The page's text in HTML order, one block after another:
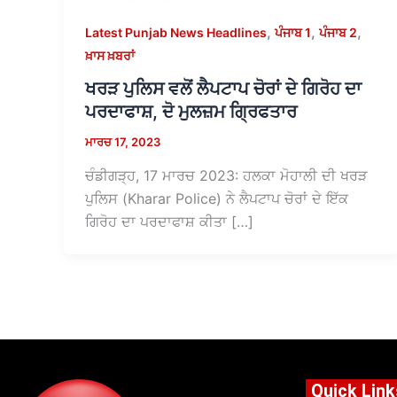
Latest Punjab News Headlines,ਪੰਜਾਬ 1,ਪੰਜਾਬ 2,
ਖ਼ਾਸ ਖ਼ਬਰਾਂ
ਖਰੜ ਪੁਲਿਸ ਵਲੋਂ ਲੈਪਟਾਪ ਚੋਰਾਂ ਦੇ ਗਿਰੋਹ ਦਾ
ਪਰਦਾਫਾਸ਼, ਦੋ ਮੁਲਜ਼ਮ ਗ੍ਰਿਫਤਾਰ
ਮਾਰਚ 17, 2023
ਚੰਡੀਗੜ੍ਹ, 17 ਮਾਰਚ 2023: ਹਲਕਾ ਮੋਹਾਲੀ ਦੀ ਖਰੜ
ਪੁਲਿਸ (Kharar Police) ਨੇ ਲੈਪਟਾਪ ਚੋਰਾਂ ਦੇ ਇੱਕ
ਗਿਰੋਹ ਦਾ ਪਰਦਾਫਾਸ਼ ਕੀਤਾ […]
Quick